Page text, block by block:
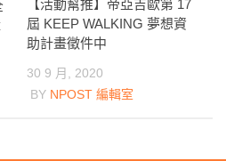
【活動幫推】帝亞吉歐第 17
屆 KEEP WALKING 夢想資
助計畫徵件中
30 9 月, 2020
BY NPOST 編輯室